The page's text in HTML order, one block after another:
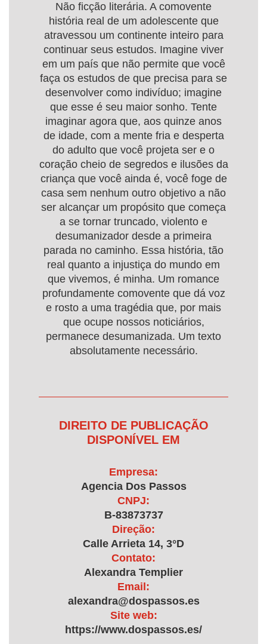
Não ficção literária. A comovente
história real de um adolescente que
atravessou um continente inteiro para
continuar seus estudos. Imagine viver
em um país que não permite que você
faça os estudos de que precisa para se
desenvolver como indivíduo; imagine
que esse é seu maior sonho. Tente
imaginar agora que, aos quinze anos
de idade, com a mente fria e desperta
do adulto que você projeta ser e o
coração cheio de segredos e ilusões da
criança que você ainda é, você foge de
casa sem nenhum outro objetivo a não
ser alcançar um propósito que começa
a se tornar truncado, violento e
desumanizador desde a primeira
parada no caminho. Essa história, tão
real quanto a injustiça do mundo em
que vivemos, é minha. Um romance
profundamente comovente que dá voz
e rosto a uma tragédia que, por mais
que ocupe nossos noticiários,
permanece desumanizada. Um texto
absolutamente necessário.
DIREITO DE PUBLICAÇÃO
DISPONÍVEL EM
Empresa:
Agencia Dos Passos
CNPJ:
B-83873737
Direção:
Calle Arrieta 14, 3°D
Contato:
Alexandra Templier
Email:
alexandra@dospassos.es
Site web:
https://www.dospassos.es/